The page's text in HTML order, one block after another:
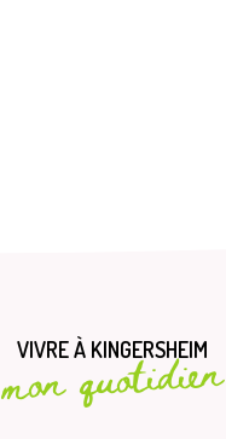
VIVRE À KINGERSHEIM
mon quotidien